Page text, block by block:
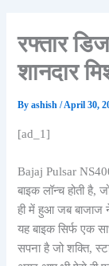
रफ्तार
शानदार
Byashish/April 30,
[ad_1]
Bajaj Pulsar
बाइक लॉन्च होती है,
ही में हुआ जब बाजाज
यह बाइक सिर्फ एक
सपना है जो शक्ति,